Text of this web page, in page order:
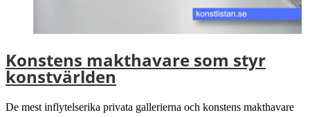
Konstens makthavare som styr
konstvärlden
De mest inflytelserika privata gallerierna och konstens makthavare